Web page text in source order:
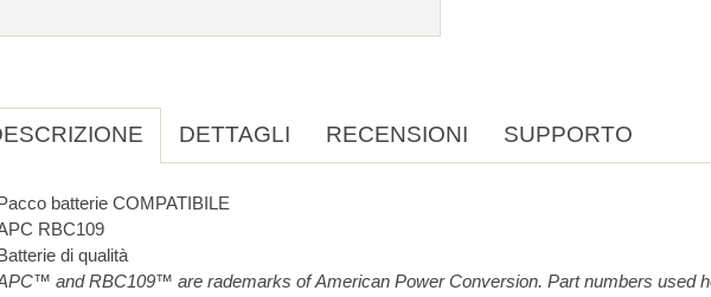
DETTAGLI RECENSIONI SUPPORTO
batterie COMPATIBILE
RBC109
di qualità
and RBC109™ are rademarks of American Power Conversion. Part numbers used here are for reference purpose